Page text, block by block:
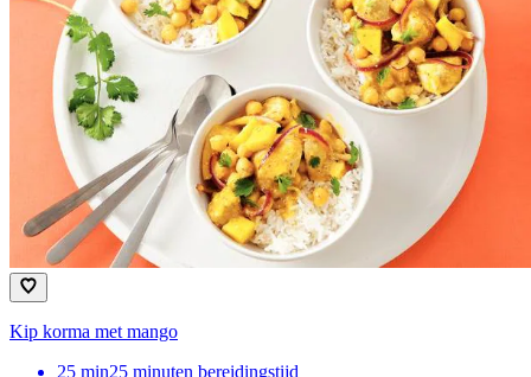
Kip korma met mango
25 min25 minuten bereidingstijd